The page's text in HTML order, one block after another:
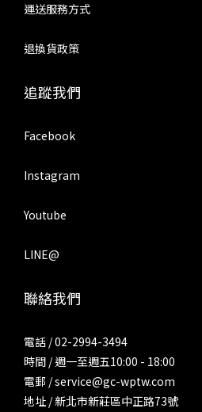
運送服務方式
退換貨政策
追蹤我們
Facebook
Instagram
Youtube
LINE@
聯絡我們
電話 / 02-2994-3494
時間 / 週一至週五10:00 - 18:00
電郵 / service@gc-wptw.com
地址 / 新北市新莊區中正路73號